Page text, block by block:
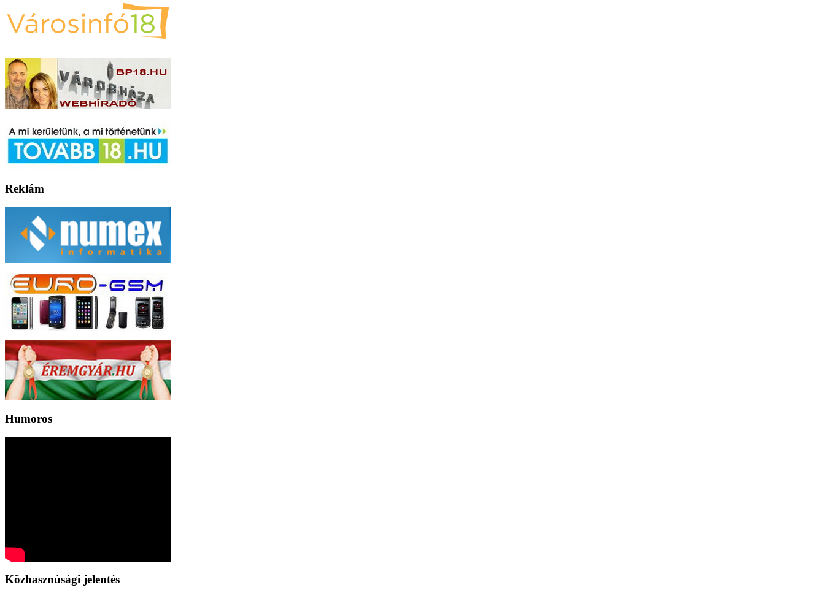
Reklám
Humoros
Közhasznúsági jelentés